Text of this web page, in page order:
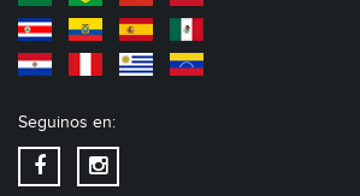
Seguinos en: